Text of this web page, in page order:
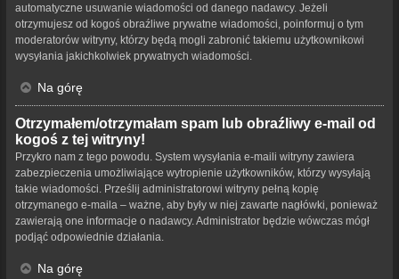
automatyczne usuwanie wiadomości od danego nadawcy. Jeżeli
otrzymujesz od kogoś obraźliwe prywatne wiadomości, poinformuj o tym
moderatorów witryny, którzy będą mogli zabronić takiemu użytkownikowi
wysyłania jakichkolwiek prywatnych wiadomości.
Na górę
Otrzymałem/otrzymałam spam lub obraźliwy e-mail od
kogoś z tej witryny!
Przykro nam z tego powodu. System wysyłania e-maili witryny zawiera
zabezpieczenia umożliwiające wytropienie użytkowników, którzy wysyłają
takie wiadomości. Prześlij administratorowi witryny pełną kopię
otrzymanego e-maila – ważne, aby były w niej zawarte nagłówki, ponieważ
zawierają one informacje o nadawcy. Administrator będzie wówczas mógł
podjąć odpowiednie działania.
Na górę